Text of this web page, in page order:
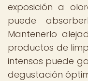
exposición a
puede
Mantenerlo
productos de
intensos puede
degustación